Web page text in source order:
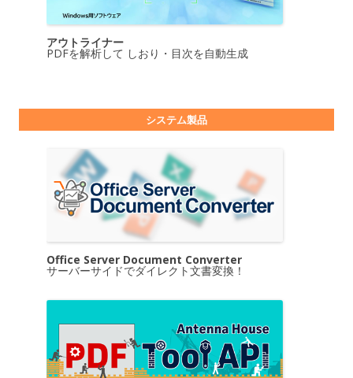
アウトライナー
PDFを解析して しおり・目次を自動生成
システム製品
Office Server Document Converter
サーバーサイドでダイレクト文書変換！